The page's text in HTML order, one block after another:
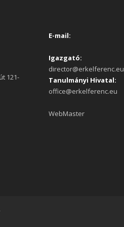
121-
E-mail:
Igazgató:
director@erkelferenc.eu
Tanulmányi Hivatal:
office@erkelferenc.eu
WebMaster